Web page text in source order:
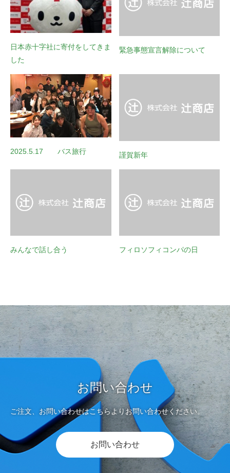
日本赤十字社に寄付をしてきま
した
緊急事態宣言解除について
2025.5.17 バス旅行 謹賀新年
みんなで話し合う フィロソフィコンパの日
お問い合わせ
ご注文、お問い合わせはこちらよりお問い合わせください。
お問い合わせ